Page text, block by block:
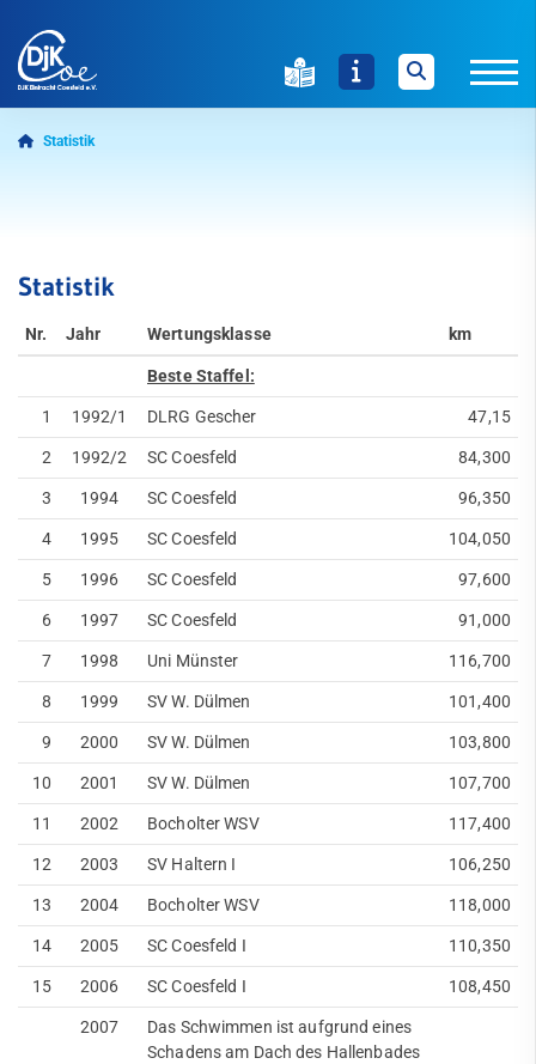
Statistik
Statistik
Nr. Jahr Wertungsklasse km
Beste Staffel:
1
1992/1 DLRG Gescher
47,15
2
1992/2 SC Coesfeld
84,300
3
1994 SC Coesfeld
96,350
4
1995 SC Coesfeld
104,050
5
1996 SC Coesfeld
97,600
6
1997 SC Coesfeld
91,000
7
1998 Uni Münster
116,700
8
1999 SV W. Dülmen
101,400
9
2000 SV W. Dülmen
103,800
10
2001 SV W. Dülmen
107,700
11
2002 Bocholter WSV
117,400
12
2003 SV Haltern I
106,250
13
2004 Bocholter WSV
118,000
14
2005 SC Coesfeld I
110,350
15
2006 SC Coesfeld I
108,450
2007
Das Schwimmen ist aufgrund eines
Schadens am Dach des Hallenbades
Zurück zur DJK
Webseite durchsuchen Sportangebote finden
Quicklinks
Sportangebote
Abteilungen
Angebote SportWelt
mobile
Kinder & Jugendliche